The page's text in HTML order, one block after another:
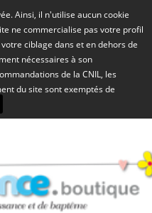
Ainsi, il n'utilise aucun cookie
ne commercialise pas votre profil
ciblage dans et en dehors de
nécessaires à son
de la CNIL, les
du site sont exemptés de